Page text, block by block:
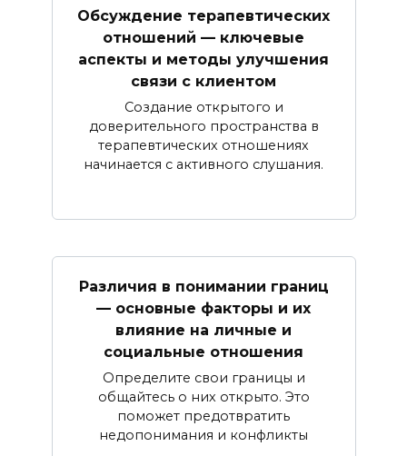
Обсуждение терапевтических
отношений — ключевые
аспекты и методы улучшения
связи с клиентом
Создание открытого и
доверительного пространства в
терапевтических отношениях
начинается с активного слушания.
Различия в понимании границ
— основные факторы и их
влияние на личные и
социальные отношения
Определите свои границы и
общайтесь о них открыто. Это
поможет предотвратить
недопонимания и конфликты